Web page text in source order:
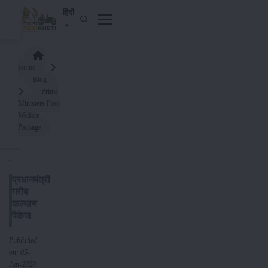
हिंदी
Published
on: 05-
Jun-2020